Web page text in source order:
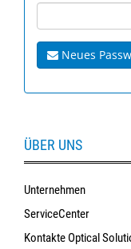
Brillenteile
Werkstatt
Sport
Sonne
Milo
Neues
ÜBER UNS
Unternehmen
ServiceCenter
Kontakte Optical